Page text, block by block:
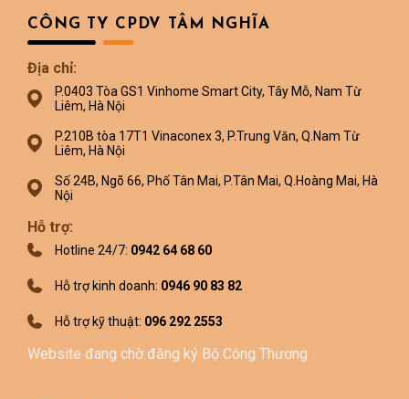
CÔNG TY CPDV TÂM NGHĨA
Địa chỉ:
P.0403 Tòa GS1 Vinhome Smart City, Tây Mỗ, Nam Từ
Liêm, Hà Nội
P.210B tòa 17T1 Vinaconex 3, P.Trung Văn, Q.Nam Từ
Liêm, Hà Nội
Số 24B, Ngõ 66, Phố Tân Mai, P.Tân Mai, Q.Hoàng Mai, Hà
Nội
Hỗ trợ:
Hotline 24/7: 0942 64 68 60
Hỗ trợ kinh doanh: 0946 90 83 82
Hỗ trợ kỹ thuật: 096 292 2553
Website đang chờ đăng ký Bộ Công Thương